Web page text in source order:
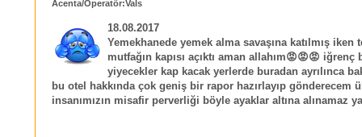
Acenta/Operatör:Vals
18.08.2017
Yemekhanede yemek alma savaşına katılmış iken
mutfağın kapısı açıktı aman allahım😡😡😡 iğrenç
yiyecekler kap kacak yerlerde buradan ayrılınca
bu otel hakkında çok geniş bir rapor hazırlayıp gönderecem
insanımızın misafir perverliği böyle ayaklar altına alınamaz